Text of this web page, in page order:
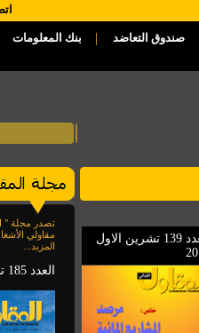
بنك المعلومات | صندوق التعاضد
مقاولي
المزيد...
العدد 185 تشرين الثاني 2020
العدد 139 تشرين الاول